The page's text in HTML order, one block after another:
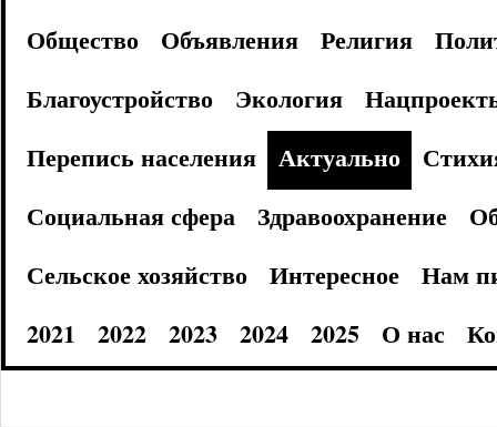
Общество
Объявления Религия
Благоустройство
Экология
Перепись населения
Актуально
Социальная сфера
Здравоохранение
Сельское хозяйство
Интересное
Нам
2021
2022 2023 2024 2025 О нас